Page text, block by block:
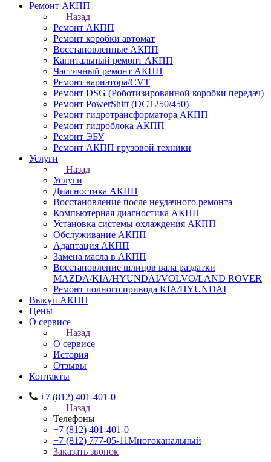
Ремонт АКПП
Назад
Ремонт АКПП
Ремонт коробки автомат
Восстановленные АКПП
Капитальный ремонт АКПП
Частичный ремонт АКПП
Ремонт вариатора/CVT
Ремонт DSG (Роботизированной коробки передач)
Ремонт PowerShift (DCT250/450)
Ремонт гидротрансформатора АКПП
Ремонт гидроблока АКПП
Ремонт ЭБУ
Ремонт АКПП грузовой техники
Услуги
Назад
Услуги
Диагностика АКПП
Восстановление после неудачного ремонта
Компьютерная диагностика АКПП
Установка системы охлаждения АКПП
Обслуживание АКПП
Адаптация АКПП
Замена масла в АКПП
Восстановление шлицов вала раздатки
MAZDA/KIA/HYUNDAI/VOLVO/LAND ROVER
Ремонт полного привода KIA/HYUNDAI
Выкуп АКПП
Цены
О сервисе
Назад
О сервисе
История
Отзывы
Контакты
+7 (812) 401-401-0
Назад
Телефоны
+7 (812) 401-401-0
+7 (812) 777-05-11Многоканальный
Заказать звонок